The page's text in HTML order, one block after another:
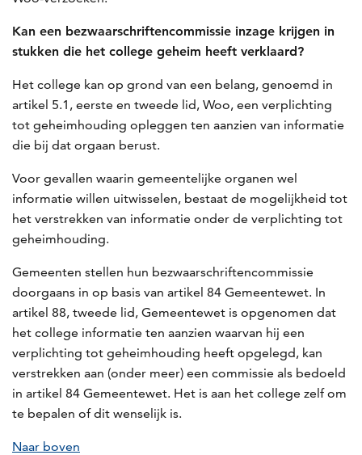
Kan een bezwaarschriftencommissie inzage krijgen in
stukken die het college geheim heeft verklaard?
Het college kan op grond van een belang, genoemd in
artikel 5.1, eerste en tweede lid, Woo, een verplichting
tot geheimhouding opleggen ten aanzien van informatie
die bij dat orgaan berust.
Voor gevallen waarin gemeentelijke organen wel
informatie willen uitwisselen, bestaat de mogelijkheid tot
het verstrekken van informatie onder de verplichting tot
geheimhouding.
Gemeenten stellen hun bezwaarschriftencommissie
doorgaans in op basis van artikel 84 Gemeentewet. In
artikel 88, tweede lid, Gemeentewet is opgenomen dat
het college informatie ten aanzien waarvan hij een
verplichting tot geheimhouding heeft opgelegd, kan
verstrekken aan (onder meer) een commissie als bedoeld
in artikel 84 Gemeentewet. Het is aan het college zelf om
te bepalen of dit wenselijk is.
Naar boven